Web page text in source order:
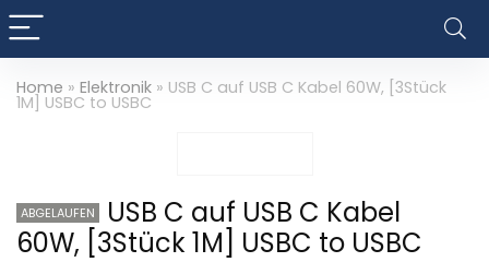
Home » Elektronik » USB C auf USB C Kabel 60W, [3Stück
1M] USBC to USBC
ABGELAUFEN
USB C auf USB C Kabel
60W, [3Stück 1M] USBC to USBC